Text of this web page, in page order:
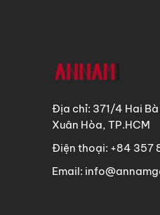
Địa chỉ: 371/4 Hai
Xuân Hòa, TP.HCM
Điện thoại: +84 357
Email: